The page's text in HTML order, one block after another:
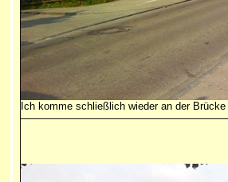
Ich komme schließlich wieder an der Brücke